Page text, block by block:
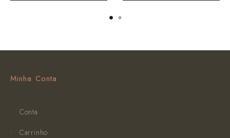
Minha Conta
Conta
Carrinho